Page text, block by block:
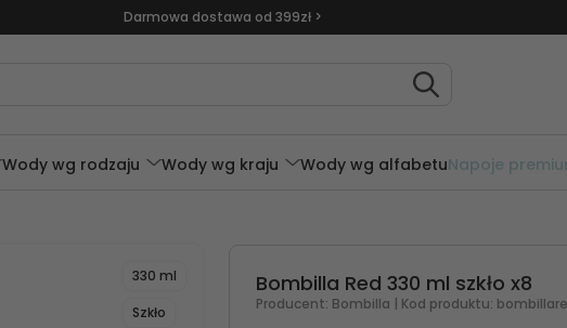
Darmowa dostawa od 399zł >
Wody wg rodzaju Wody wg kraju Wody wg alfabetuNapoje
330 ml
Szkło
Bombilla Red 330 ml szkło x8
Producent: Bombilla | Kod produktu: